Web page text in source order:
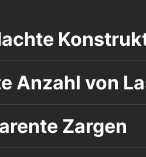
Anzahl von
Zargen